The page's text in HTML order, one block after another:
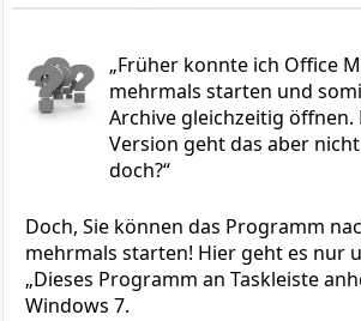
Früher konnte ich Office
mehrmals starten und
Archive gleichzeitig
Version geht das aber
doch?
Doch, Sie können das Programm
mehrmals starten! Hier geht es nur
„Dieses Programm an Taskleiste
Windows 7.